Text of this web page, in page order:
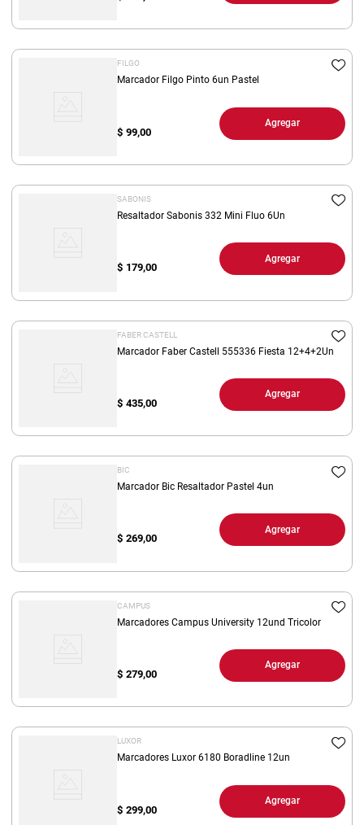
FILGO
Marcador Filgo Pinto 6un Pastel
$ 99,00
Agregar
SABONIS
Resaltador Sabonis 332 Mini Fluo 6Un
$ 179,00
Agregar
FABER CASTELL
Marcador Faber Castell 555336 Fiesta 12+4+2Un
$ 435,00
Agregar
BIC
Marcador Bic Resaltador Pastel 4un
$ 269,00
Agregar
CAMPUS
Marcadores Campus University 12und Tricolor
$ 279,00
Agregar
LUXOR
Marcadores Luxor 6180 Boradline 12un
$ 299,00
Agregar